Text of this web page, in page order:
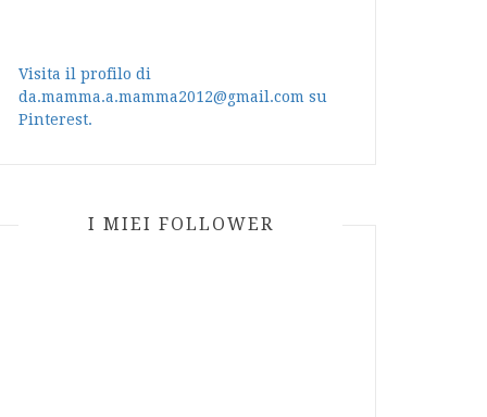
Visita il profilo di
da.mamma.a.mamma2012@gmail.com su
Pinterest.
I MIEI FOLLOWER